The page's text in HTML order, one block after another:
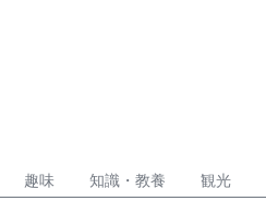
趣味 知識・教養 観光